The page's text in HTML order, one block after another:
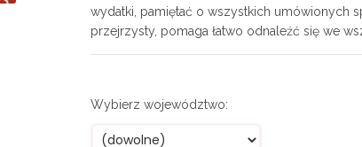
wydatki, pamiętać o wszystkich umówionych
przejrzysty, pomaga łatwo odnaleźć się we
Wybierz województwo: